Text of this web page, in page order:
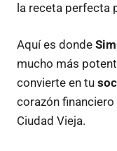
la receta perfecta
Aquí es donde
mucho más
convierte en tu
corazón
Ciudad Vieja.